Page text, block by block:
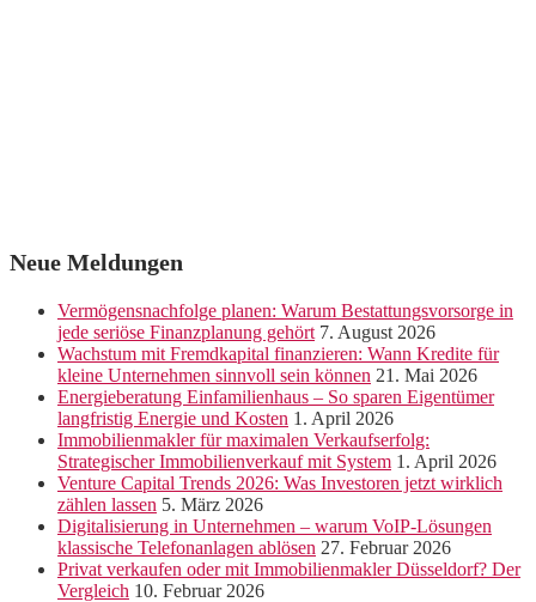
Neue Meldungen
Vermögensnachfolge planen: Warum Bestattungsvorsorge in
jede seriöse Finanzplanung gehört 7. August 2026
Wachstum mit Fremdkapital finanzieren: Wann Kredite für
kleine Unternehmen sinnvoll sein können 21. Mai 2026
Energieberatung Einfamilienhaus – So sparen Eigentümer
langfristig Energie und Kosten 1. April 2026
Immobilienmakler für maximalen Verkaufserfolg:
Strategischer Immobilienverkauf mit System 1. April 2026
Venture Capital Trends 2026: Was Investoren jetzt wirklich
zählen lassen 5. März 2026
Digitalisierung in Unternehmen – warum VoIP-Lösungen
klassische Telefonanlagen ablösen 27. Februar 2026
Privat verkaufen oder mit Immobilienmakler Düsseldorf? Der
Vergleich 10. Februar 2026